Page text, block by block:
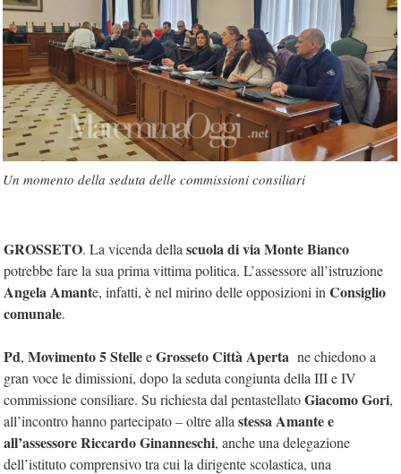
Un momento della seduta delle commissioni consiliari
GROSSETO. La vicenda della scuola di via Monte Bianco
potrebbe fare la sua prima vittima politica. L’assessore all’istruzione
Angela Amante, infatti, è nel mirino delle opposizioni in Consiglio
comunale.
Pd, Movimento 5 StelleeGrosseto Città Aperta ne chiedono a
gran voce le dimissioni, dopo la seduta congiunta della III e IV
commissione consiliare. Su richiesta dal pentastellatoGiacomo Gori,
all’incontro hanno partecipato – oltre alla stessa Amante e
all’assessore Riccardo Ginanneschi, anche una delegazione
dell’istituto comprensivo tra cui la dirigente scolastica, una